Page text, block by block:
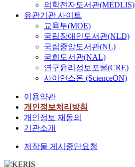
의학전자도서관(MEDLIS)
유관기관 사이트
교육부(MOE)
국립장애인도서관(NLD)
국립중앙도서관(NL)
국회도서관(NAL)
연구윤리정보포털(CRE)
사이언스온 (ScienceON)
이용약관
개인정보처리방침
개인정보 재동의
기관소개
저작물 게시중단요청